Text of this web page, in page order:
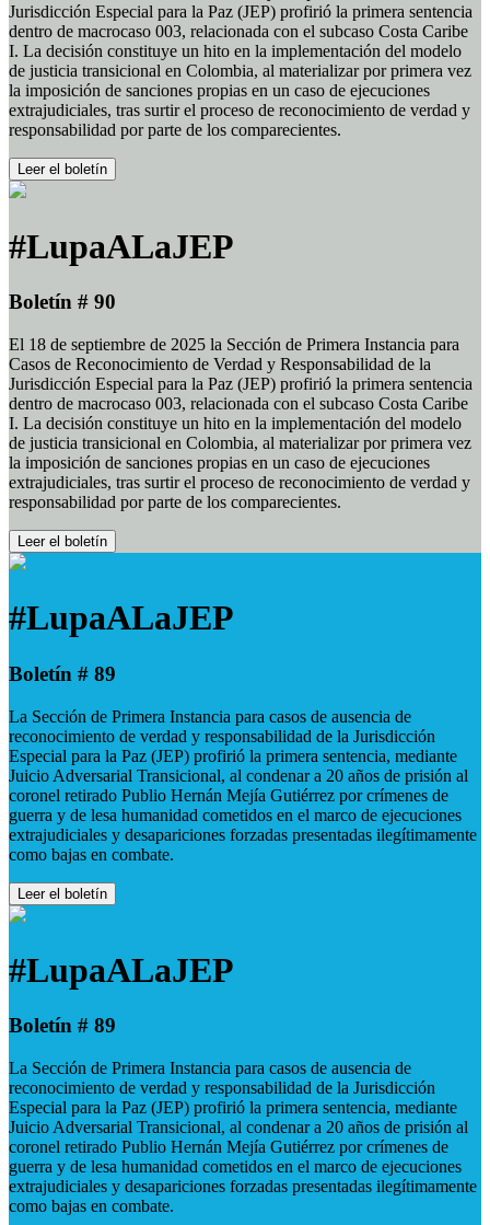
Jurisdicción Especial para la Paz (JEP) profirió la primera sentencia
dentro de macrocaso 003, relacionada con el subcaso Costa Caribe
I. La decisión constituye un hito en la implementación del modelo
de justicia transicional en Colombia, al materializar por primera vez
la imposición de sanciones propias en un caso de ejecuciones
extrajudiciales, tras surtir el proceso de reconocimiento de verdad y
responsabilidad por parte de los comparecientes.
Leer el boletín
#LupaALaJEP
Boletín # 90
El 18 de septiembre de 2025 la Sección de Primera Instancia para
Casos de Reconocimiento de Verdad y Responsabilidad de la
Jurisdicción Especial para la Paz (JEP) profirió la primera sentencia
dentro de macrocaso 003, relacionada con el subcaso Costa Caribe
I. La decisión constituye un hito en la implementación del modelo
de justicia transicional en Colombia, al materializar por primera vez
la imposición de sanciones propias en un caso de ejecuciones
extrajudiciales, tras surtir el proceso de reconocimiento de verdad y
responsabilidad por parte de los comparecientes.
Leer el boletín
#LupaALaJEP
Boletín # 89
La Sección de Primera Instancia para casos de ausencia de
reconocimiento de verdad y responsabilidad de la Jurisdicción
Especial para la Paz (JEP) profirió la primera sentencia, mediante
Juicio Adversarial Transicional, al condenar a 20 años de prisión al
coronel retirado Publio Hernán Mejía Gutiérrez por crímenes de
guerra y de lesa humanidad cometidos en el marco de ejecuciones
extrajudiciales y desapariciones forzadas presentadas ilegítimamente
como bajas en combate.
Leer el boletín
#LupaALaJEP
Boletín # 89
La Sección de Primera Instancia para casos de ausencia de
reconocimiento de verdad y responsabilidad de la Jurisdicción
Especial para la Paz (JEP) profirió la primera sentencia, mediante
Juicio Adversarial Transicional, al condenar a 20 años de prisión al
coronel retirado Publio Hernán Mejía Gutiérrez por crímenes de
guerra y de lesa humanidad cometidos en el marco de ejecuciones
extrajudiciales y desapariciones forzadas presentadas ilegítimamente
como bajas en combate.